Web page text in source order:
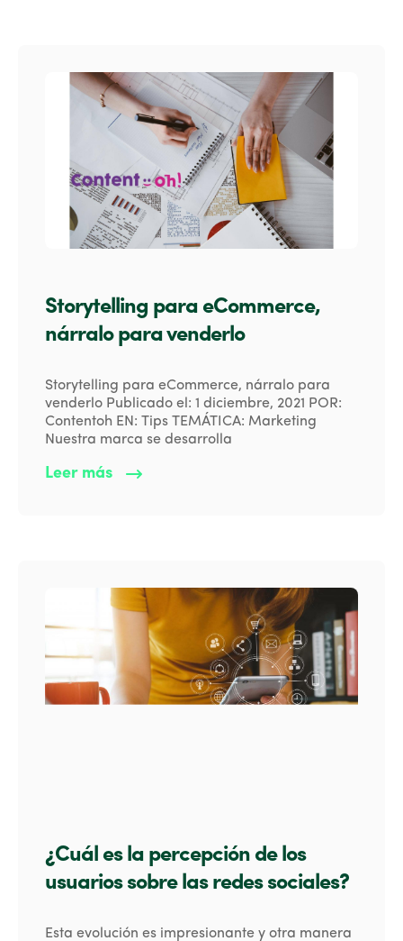
Storytelling para eCommerce,
nárralo para venderlo
Storytelling para eCommerce, nárralo para
venderlo Publicado el: 1 diciembre, 2021 POR:
Contentoh EN: Tips TEMÁTICA: Marketing
Nuestra marca se desarrolla
Leer más
¿Cuál es la percepción de los
usuarios sobre las redes sociales?
Esta evolución es impresionante y otra manera